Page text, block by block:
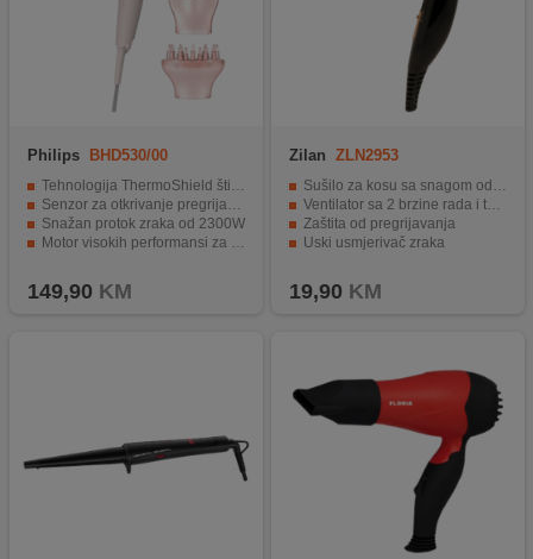
Philips BHD530/00
Tehnologija ThermoShield štiti kosu od oštećenja topline
Senzor za otkrivanje pregrijavanja optimizira temperaturu zraka
Snažan protok zraka od 2300W
Motor visokih performansi za brzo sušenje
149,90 KM
Zilan ZLN2953
Sušilo za kosu sa snagom od 1200W
Ventilator sa 2 brzine rada i temperature
Zaštita od pregrijavanja
Uski usmjerivač zraka
19,90 KM